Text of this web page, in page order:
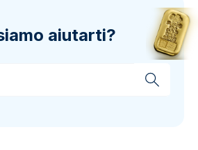
aiutarti?